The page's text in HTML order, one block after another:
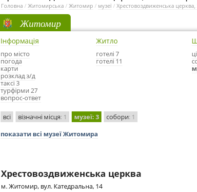
Головна / Житомирська / Житомир / музеї / Хрестовоздвиженська
Житомир
Інформація
про місто
погода
карти
розклад з/д
таксі 3
турфірми 27
вопрос-ответ
Житло
готелі 7
готелі 11
всі візначні місця: 1 музеї: 3 собори: 1
показати всі музеї Житомира
Хрестовоздвиженська церква
м. Житомир, вул. Катедральна, 14